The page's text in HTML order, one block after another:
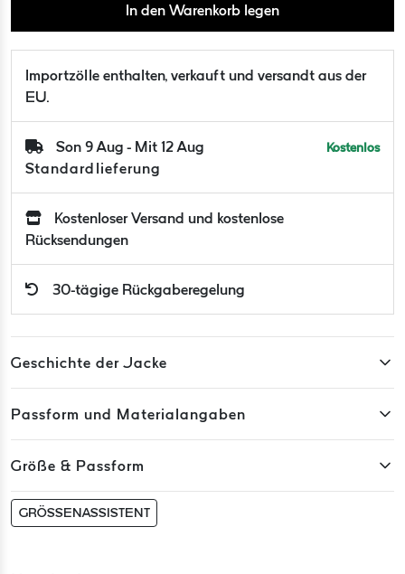
In den Warenkorb legen
Importzölle enthalten, verkauft und versandt aus der
EU.
Son 9 Aug - Mit 12 Aug
Standardlieferung
Kostenlos
Kostenloser Versand und kostenlose
Rücksendungen
30-tägige Rückgaberegelung
Geschichte der Jacke
Passform und Materialangaben
Größe & Passform
GRÖSSENASSISTENT